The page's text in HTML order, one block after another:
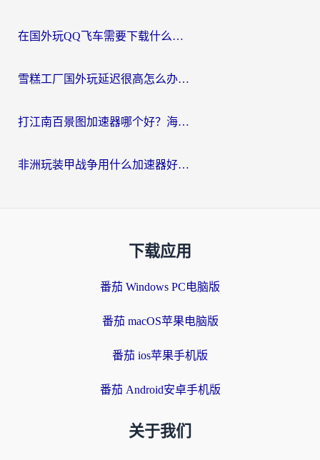
在国外玩QQ飞车需要下载什么加速器呢？海外党亲测有效的国服游戏加速指南
雪糕工厂国外玩延迟很高怎么办？海外玩家国服游戏加速终极攻略（附实测推荐）
打江南百景图加速器哪个好？海外党踩坑N次后，终于找到不卡的秘诀
非洲玩装甲战争用什么加速器好？海外党亲测有效的国服游戏加速方案
下载应用
番茄 Windows PC电脑版
番茄 macOS苹果电脑版
番茄 ios苹果手机版
番茄 Android安卓手机版
关于我们